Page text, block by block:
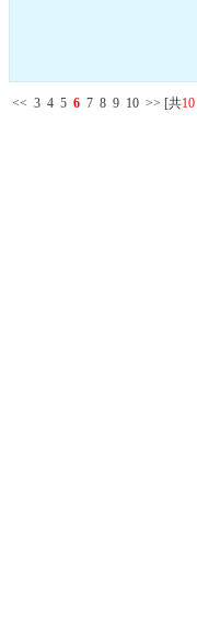
<< 3 4 5 6 7 8 9 10 >> [共10